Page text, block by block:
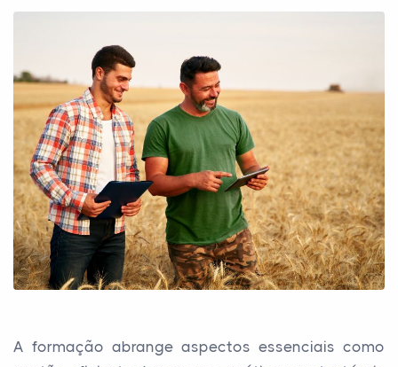
A formação abrange aspectos essenciais como